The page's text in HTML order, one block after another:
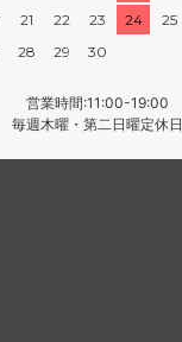
21 22 23 24 25
28 29 30
営業時間:11:00-19:00
毎週木曜・第二日曜定休日